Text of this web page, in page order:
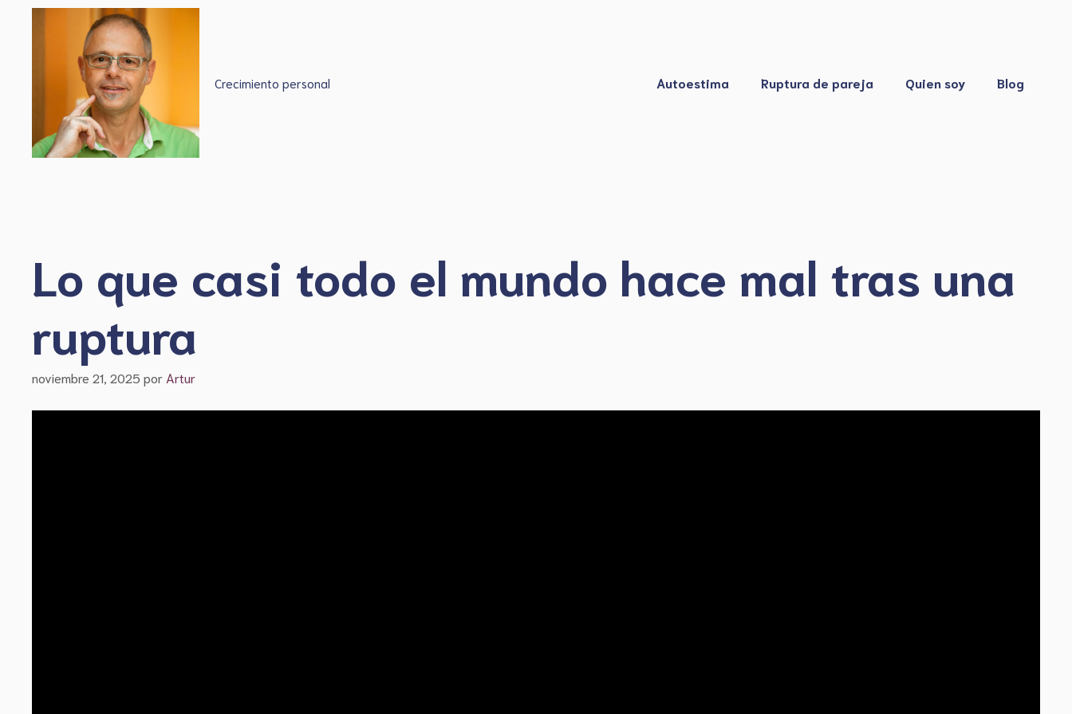
Saltar
Crecimiento personal Autoestima Ruptura de pareja Quien soy Blog
Lo que casi todo el mundo hace mal tras una
ruptura
noviembre 21, 2025 por Artur